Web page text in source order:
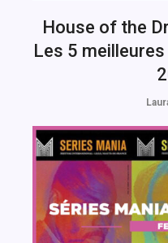
House of the
Les 5